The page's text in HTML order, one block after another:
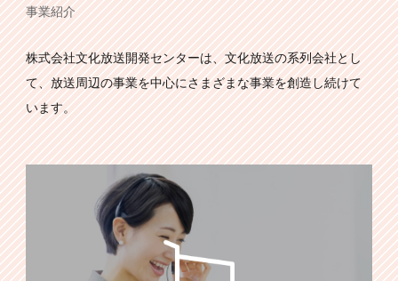
事業紹介
株式会社文化放送開発センターは、文化放送の系列会社とし
て、放送周辺の事業を中心にさまざまな事業を創造し続けて
います。